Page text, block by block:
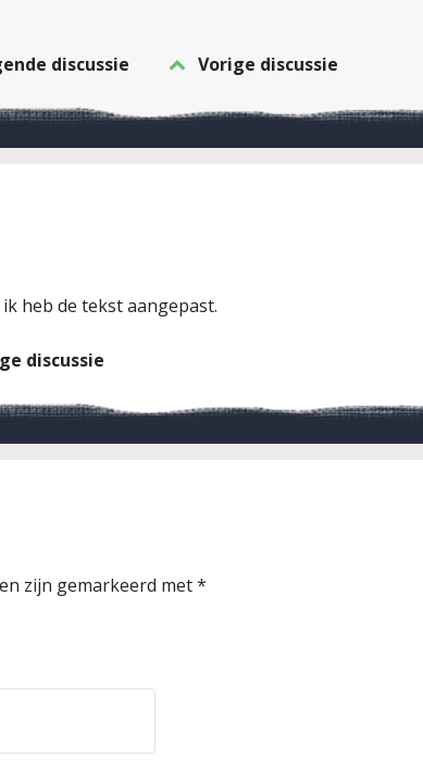
discussie Vorige discussie
heb de tekst aangepast.
discussie
zijn gemarkeerd met*